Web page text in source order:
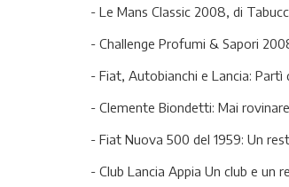
- Le Mans Classic 2008, di
- Challenge Profumi & Sapori
- Fiat, Autobianchi e Lancia: Partì
- Clemente Biondetti: Mai
- Fiat Nuova 500 del 1959: Un
- Club Lancia Appia Un club e un